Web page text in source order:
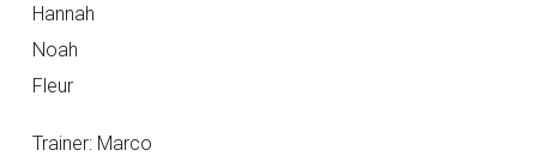
Hannah
Noah
Fleur
Trainer: Marco